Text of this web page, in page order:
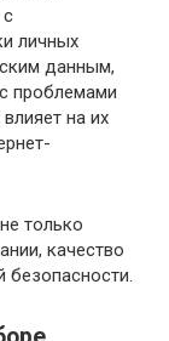
с
личных
данным,
проблемами
на их
только
качество
безопасности.